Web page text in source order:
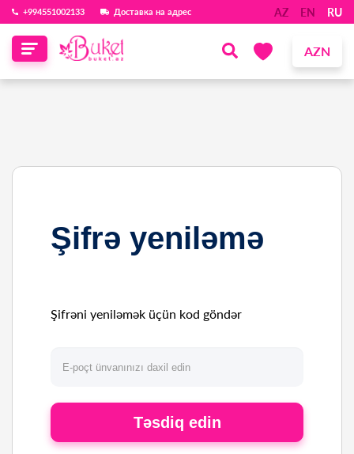
‪+994551002133‬ Доставка на адрес AZ EN RU
AZN
Şifrə yeniləmə
Şifrəni yeniləmək üçün kod göndər
Təsdiq edin